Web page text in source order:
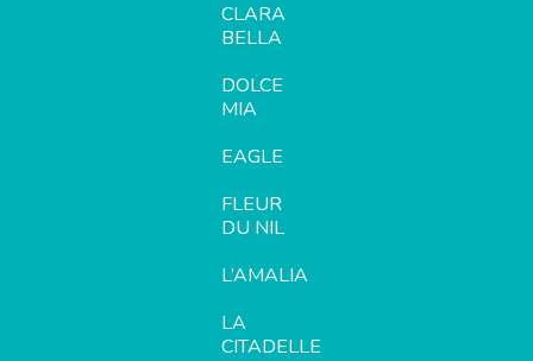
CLARA
BELLA
DOLCE
MIA
EAGLE
FLEUR
DU NIL
L’AMALIA
LA
CITADELLE